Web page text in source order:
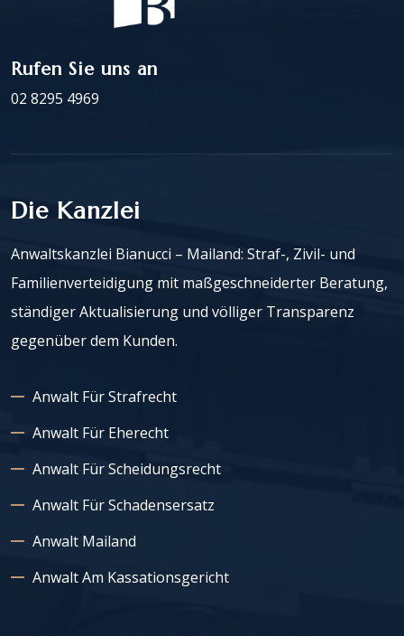
Rufen Sie uns an
02 8295 4969
Die Kanzlei
Anwaltskanzlei Bianucci – Mailand: Straf-, Zivil- und
Familienverteidigung mit maßgeschneiderter Beratung,
ständiger Aktualisierung und völliger Transparenz
gegenüber dem Kunden.
Anwalt Für Strafrecht
Anwalt Für Eherecht
Anwalt Für Scheidungsrecht
Anwalt Für Schadensersatz
Anwalt Mailand
Anwalt Am Kassationsgericht